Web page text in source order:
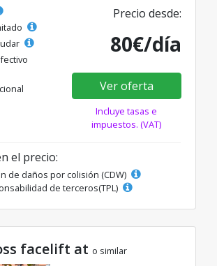
Precio desde:
80€/día
Ver oferta
Incluye tasas e
impuestos. (VAT)
el precio:
de daños por colisión (CDW)
de terceros(TPL)
facelift at o similar